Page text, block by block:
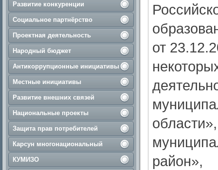
Развитие конкуренции
Социальное партнёрство
Проектная деятельность
Народный бюджет
Антикоррупционные инициативы
Местные инициативы
Развитие внешних связей
Национальные проекты
Защита прав потребителей
Карсун многонациональный
КУМИЗО
от
район»,